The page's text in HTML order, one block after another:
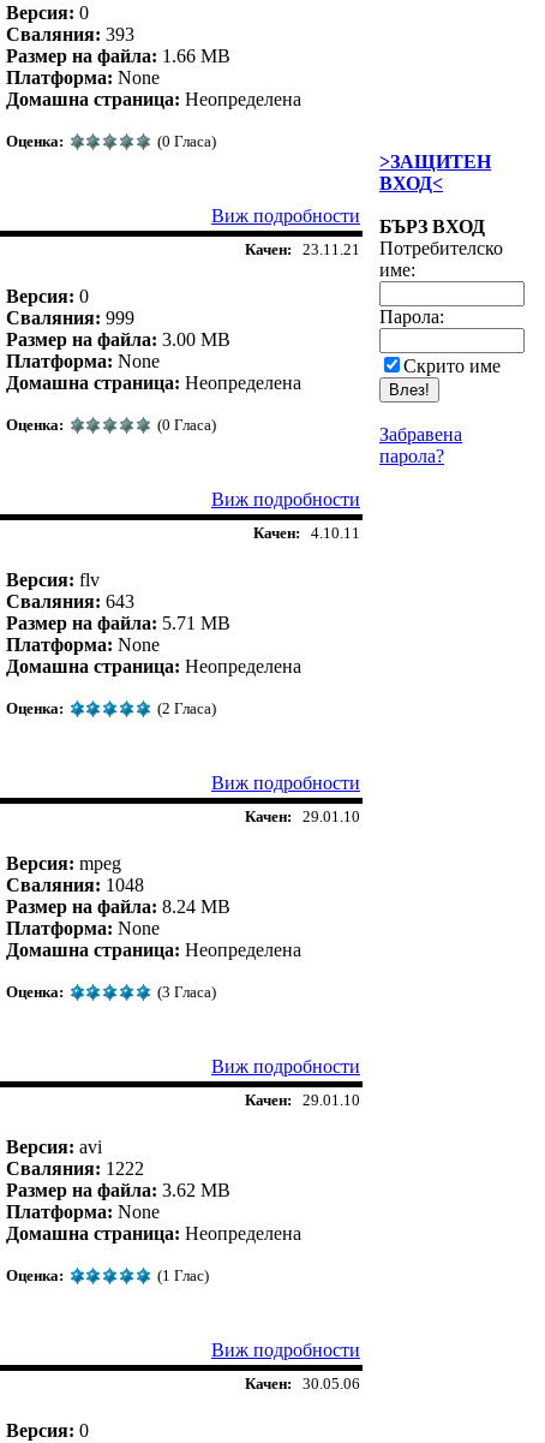
Версия: 0
Сваляния: 393
Размер на файла: 1.66 MB
Платформа: None
Домашна страница: Неопределена
Оценка:
(0 Гласа)
Виж подробности
Качен: 23.11.21
Версия: 0
Сваляния: 999
Размер на файла: 3.00 MB
Платформа: None
Домашна страница: Неопределена
Оценка:
(0 Гласа)
Виж подробности
Качен: 4.10.11
Версия: flv
Сваляния: 643
Размер на файла: 5.71 MB
Платформа: None
Домашна страница: Неопределена
Оценка:
(2 Гласа)
Виж подробности
Качен: 29.01.10
Версия: mpeg
Сваляния: 1048
Размер на файла: 8.24 MB
Платформа: None
Домашна страница: Неопределена
Оценка:
(3 Гласа)
Виж подробности
Качен: 29.01.10
Версия: avi
Сваляния: 1222
Размер на файла: 3.62 MB
Платформа: None
Домашна страница: Неопределена
Оценка:
(1 Глас)
Виж подробности
Качен: 30.05.06
Версия: 0
>ЗАЩИТЕН
ВХОД<
БЪРЗ ВХОД
Потребителско
име:
Парола:
Скрито име
Забравена
парола?